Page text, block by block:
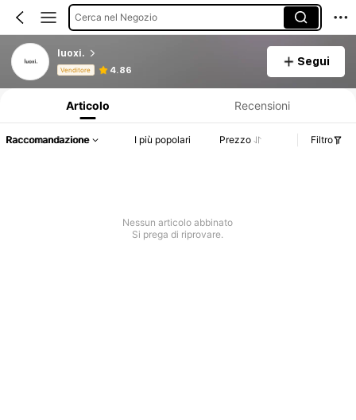
Cerca nel Negozio
luoxi.
Venditore 4.86
Segui
Articolo Recensioni
Raccomandazione I più popolari Prezzo Filtro
Nessun articolo abbinato
Si prega di riprovare.